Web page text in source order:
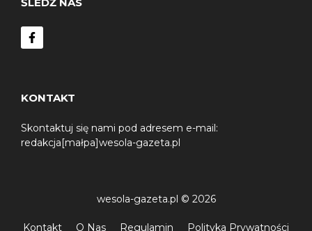
KONTAKT
Skontaktuj się nami pod adresem e-mail:
redakcja[małpa]wesola-gazeta.pl
wesola-gazeta.pl © 2026
Kontakt O Nas Regulamin Polityka Prywatności